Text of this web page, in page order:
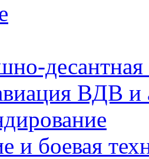
десантная
ВДВ и
и боевая